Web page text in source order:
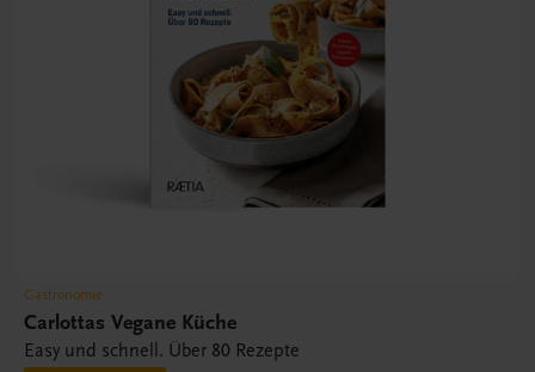
Gastronomie
Carlottas Vegane Küche
Easy und schnell. Über 80 Rezepte